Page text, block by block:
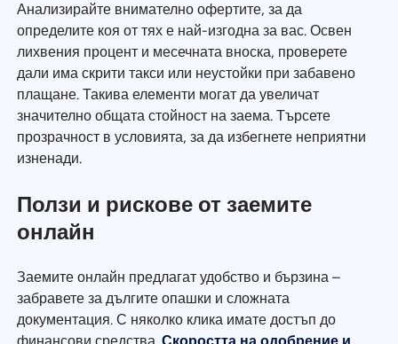
Анализирайте внимателно офертите, за да
определите коя от тях е най-изгодна за вас. Освен
лихвения процент и месечната вноска, проверете
дали има скрити такси или неустойки при забавено
плащане. Такива елементи могат да увеличат
значително общата стойност на заема. Търсете
прозрачност в условията, за да избегнете неприятни
изненади.
Ползи и рискове от заемите
онлайн
Заемите онлайн предлагат удобство и бързина –
забравете за дългите опашки и сложната
документация. С няколко клика имате достъп до